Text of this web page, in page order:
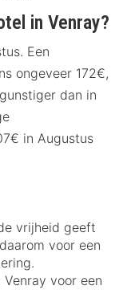
in Venray?
Een
ongeveer 172€,
dan in
in Augustus
vrijheid geeft
voor een
voor een